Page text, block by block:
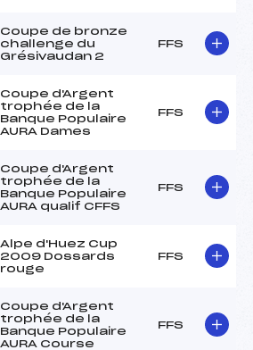
Coupe de bronze
challenge du
Grésivaudan 2
FFS
Coupe d'Argent
trophée de la
Banque Populaire
AURA Dames
FFS
Coupe d'Argent
trophée de la
Banque Populaire
AURA qualif CFFS
FFS
Alpe d'Huez Cup
2009 Dossards
rouge
FFS
Coupe d'Argent
trophée de la
Banque Populaire
AURA Course
FFS